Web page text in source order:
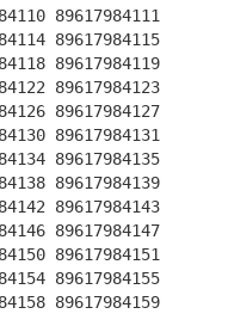
89617984111
89617984115
89617984119
89617984123
89617984127
89617984131
89617984135
89617984139
89617984143
89617984147
89617984151
89617984155
89617984159